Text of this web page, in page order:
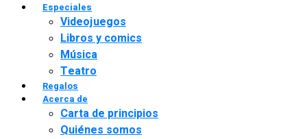
Especiales
Videojuegos
Libros y comics
Música
Teatro
Regalos
Acerca de
Carta de principios
Quiénes somos